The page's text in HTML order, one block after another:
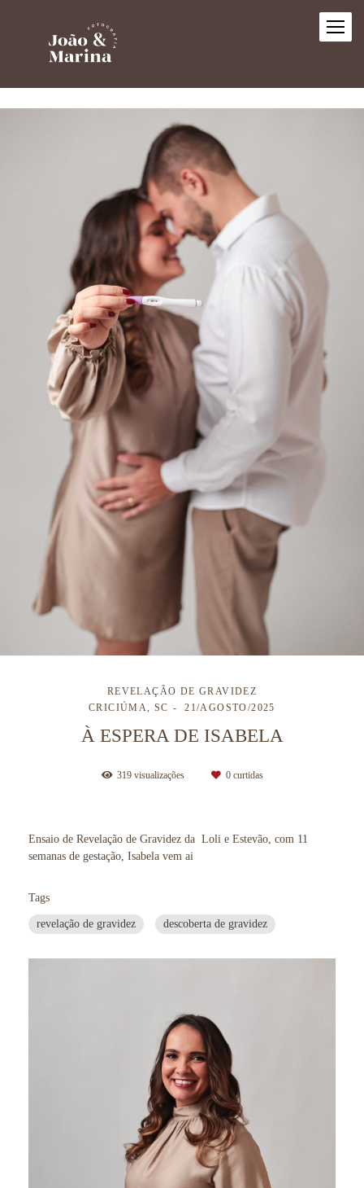
REVELAÇÃO DE GRAVIDEZ
CRICIÚMA, SC
21/AGOSTO/2025
À ESPERA DE ISABELA
319visualizações 0curtidas
Ensaio de Revelação de Gravidez da Loli e Estevão, com 11
semanas de gestação, Isabela vem ai
Tags
revelação de gravidez descoberta de gravidez